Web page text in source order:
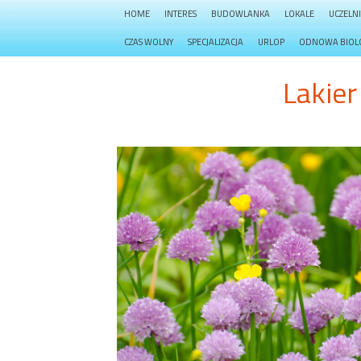
HOME INTERES BUDOWLANKA LOKALE
CZAS WOLNY SPECJALIZACJA URLOP ODNOWA